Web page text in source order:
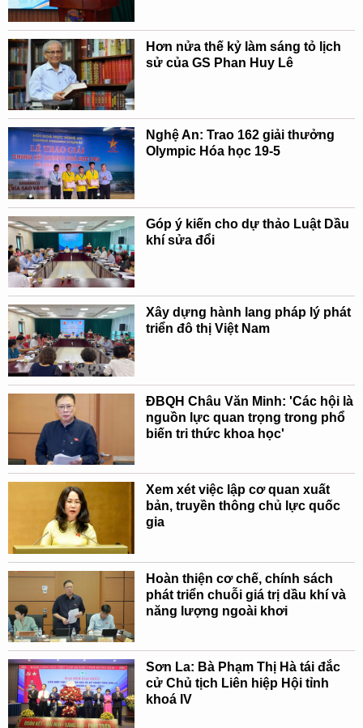
Hơn nửa thế kỷ làm sáng tỏ lịch
sử của GS Phan Huy Lê
Nghệ An: Trao 162 giải thưởng
Olympic Hóa học 19-5
Góp ý kiến cho dự thảo Luật Dầu
khí sửa đổi
Xây dựng hành lang pháp lý phát
triển đô thị Việt Nam
ĐBQH Châu Văn Minh: 'Các hội là
nguồn lực quan trọng trong phổ
biến tri thức khoa học'
Xem xét việc lập cơ quan xuất
bản, truyền thông chủ lực quốc
gia
Hoàn thiện cơ chế, chính sách
phát triển chuỗi giá trị dầu khí và
năng lượng ngoài khơi
Sơn La: Bà Phạm Thị Hà tái đắc
cử Chủ tịch Liên hiệp Hội tỉnh
khoá IV